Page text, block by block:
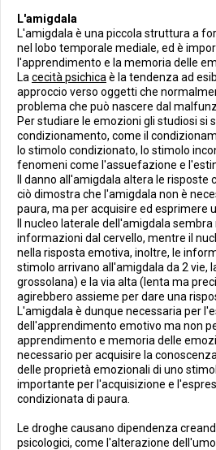
L'amigdala
L'amigdala è una piccola struttura a
nel lobo temporale mediale, ed è
l'apprendimento e la memoria delle
La cecità psichica è la tendenza ad
approccio verso oggetti che
problema che può nascere dal
Per studiare le emozioni gli studiosi si
condizionamento, come il
lo stimolo condizionato, lo stimolo
fenomeni come l'assuefazione e
Il danno all'amigdala altera le risposte
ciò dimostra che l'amigdala non è
paura, ma per acquisire ed esprimere
Il nucleo laterale dell'amigdala
informazioni dal cervello, mentre il
nella risposta emotiva, inoltre, le
stimolo arrivano all'amigdala da 2 vie,
grossolana) e la via alta (lenta ma
agirebbero assieme per dare una
L'amigdala è dunque necessaria per
dell'apprendimento emotivo ma non
apprendimento e memoria delle
necessario per acquisire la
delle proprietà emozionali di uno
importante per l'acquisizione e
condizionata di paura.
Le droghe causano dipendenza
psicologici, come l'alterazione